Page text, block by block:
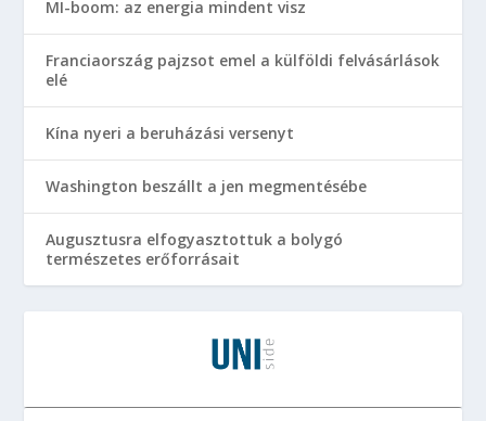
MI-boom: az energia mindent visz
Franciaország pajzsot emel a külföldi felvásárlások
elé
Kína nyeri a beruházási versenyt
Washington beszállt a jen megmentésébe
Augusztusra elfogyasztottuk a bolygó
természetes erőforrásait